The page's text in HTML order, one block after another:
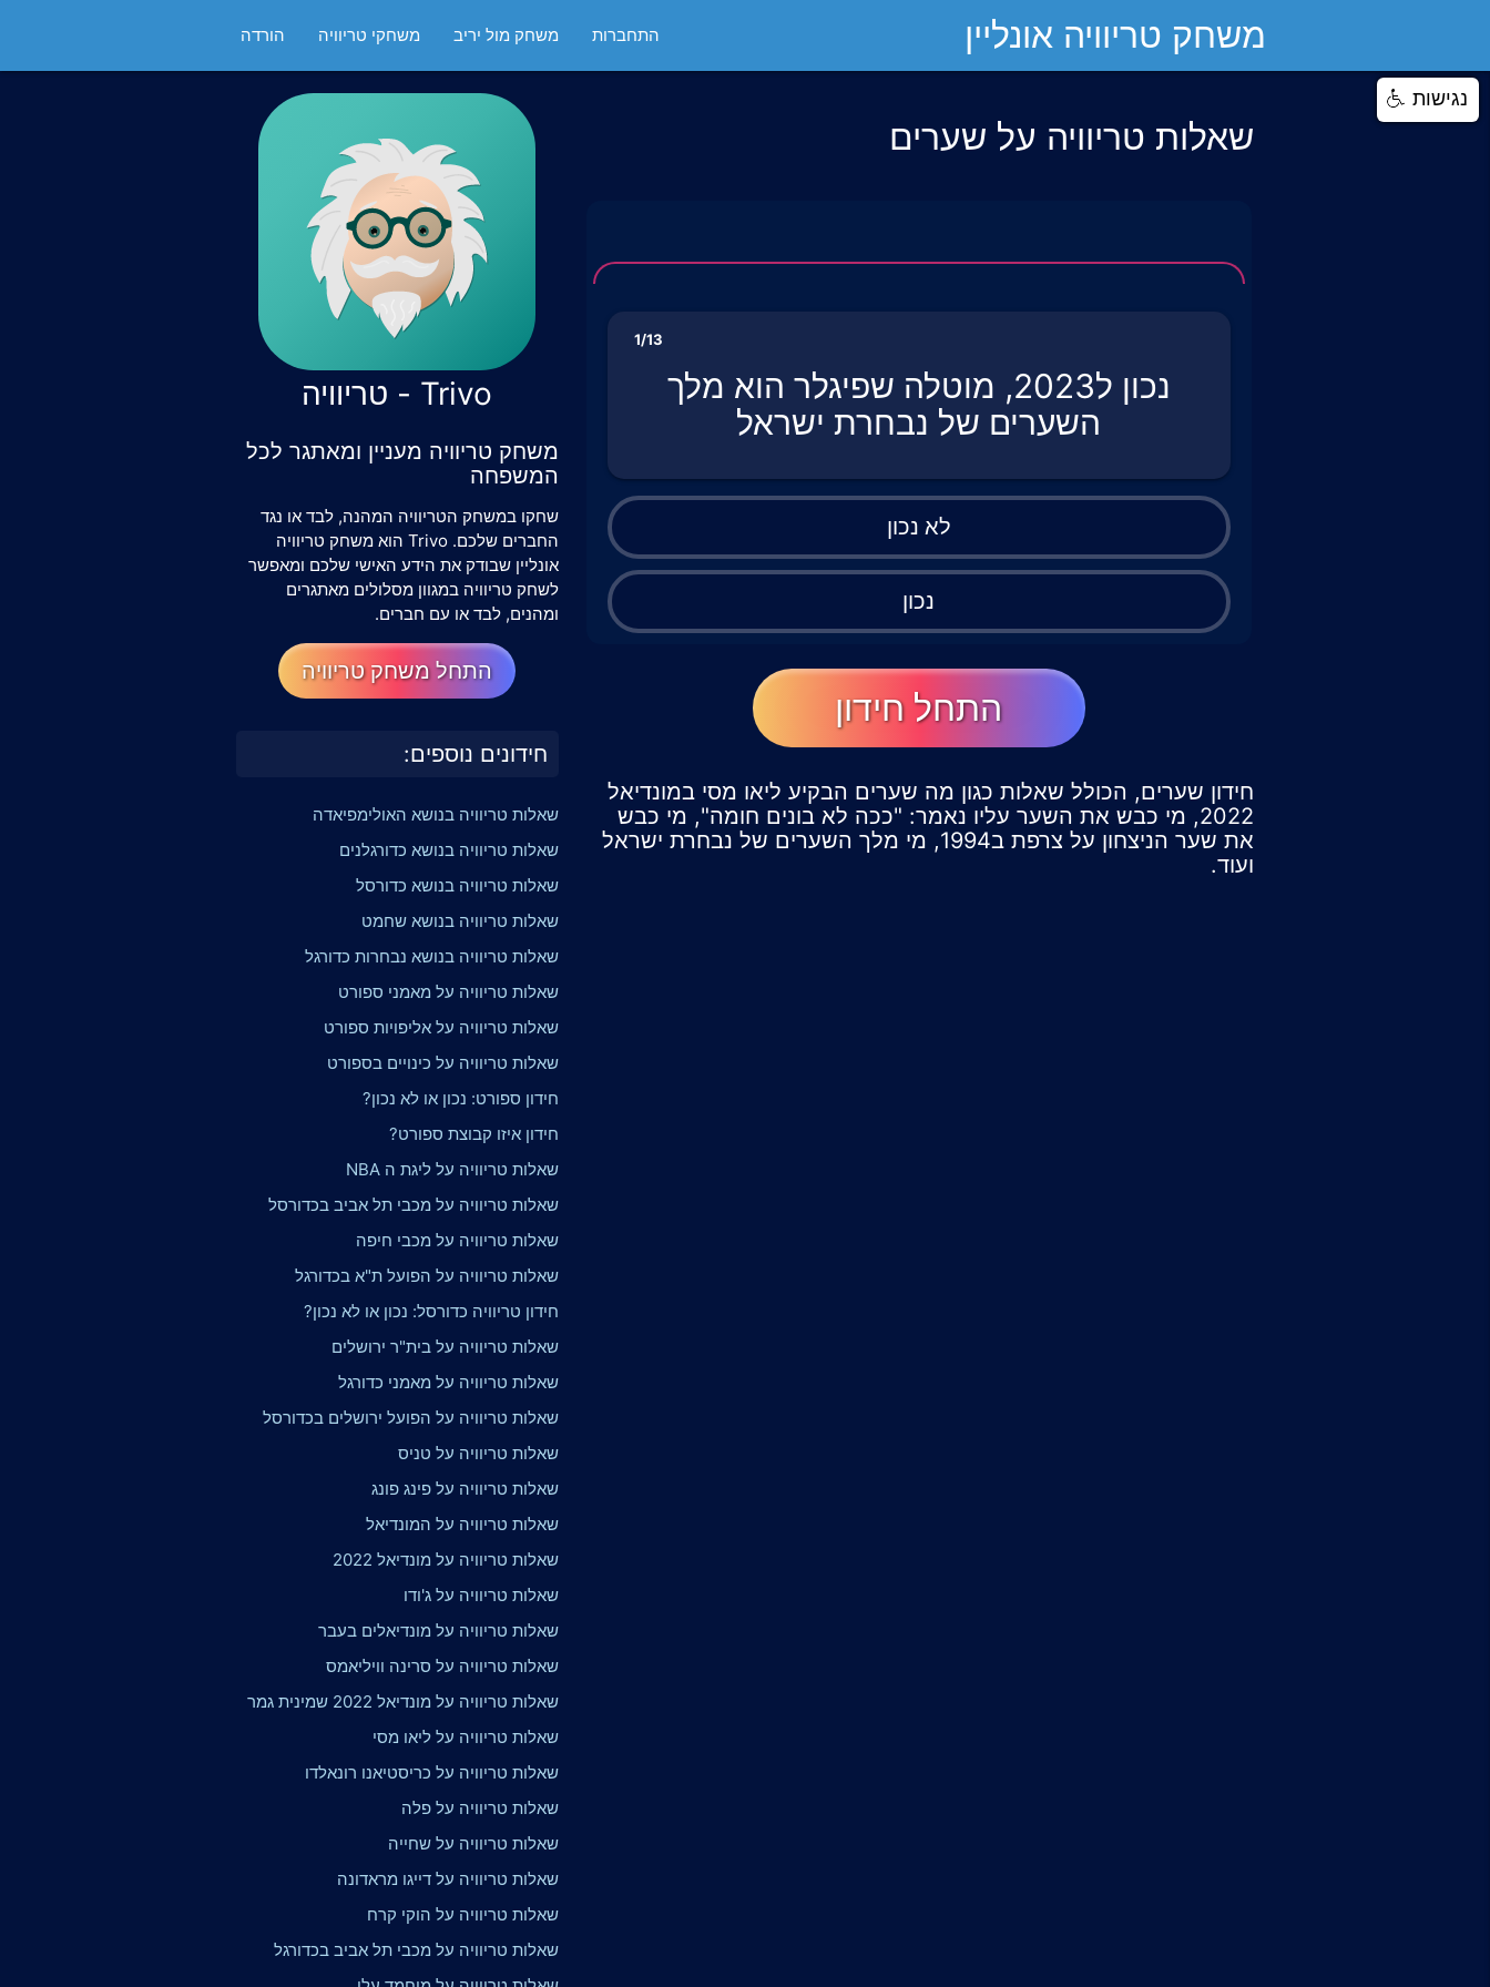
משחק טריוויה אונליין התחברות משחק מול יריב משחקי טריוויה הורדה
שאלות טריוויה על שערים
1/13
נכון ל2023, מוטלה שפיגלר הוא מלך
השערים של נבחרת ישראל
לא נכון
נכון
התחל חידון
חידון שערים, הכולל שאלות כגון מה שערים הבקיע ליאו מסי במונדיאל
2022, מי כבש את השער עליו נאמר: "ככה לא בונים חומה", מי כבש
את שער הניצחון על צרפת ב1994, מי מלך השערים של נבחרת ישראל
ועוד.
Trivo - טריוויה
משחק טריוויה מעניין ומאתגר לכל
המשפחה
שחקו במשחק הטריוויה המהנה, לבד או נגד
החברים שלכם. Trivo הוא משחק טריוויה
אונליין שבודק את הידע האישי שלכם ומאפשר
לשחק טריוויה במגוון מסלולים מאתגרים
ומהנים, לבד או עם חברים.
התחל משחק טריוויה
חידונים נוספים:
שאלות טריוויה בנושא האולימפיאדה
שאלות טריוויה בנושא כדורגלנים
שאלות טריוויה בנושא כדורסל
שאלות טריוויה בנושא שחמט
שאלות טריוויה בנושא נבחרות כדורגל
שאלות טריוויה על מאמני ספורט
שאלות טריוויה על אליפויות ספורט
שאלות טריוויה על כינויים בספורט
חידון ספורט: נכון או לא נכון?
חידון איזו קבוצת ספורט?
שאלות טריוויה על ליגת ה NBA
שאלות טריוויה על מכבי תל אביב בכדורסל
שאלות טריוויה על מכבי חיפה
שאלות טריוויה על הפועל ת"א בכדורגל
חידון טריוויה כדורסל: נכון או לא נכון?
שאלות טריוויה על בית"ר ירושלים
שאלות טריוויה על מאמני כדורגל
שאלות טריוויה על הפועל ירושלים בכדורסל
שאלות טריוויה על טניס
שאלות טריוויה על פינג פונג
שאלות טריוויה על המונדיאל
שאלות טריוויה על מונדיאל 2022
שאלות טריוויה על ג'ודו
שאלות טריוויה על מונדיאלים בעבר
שאלות טריוויה על סרינה וויליאמס
שאלות טריוויה על מונדיאל 2022 שמינית גמר
שאלות טריוויה על ליאו מסי
שאלות טריוויה על כריסטיאנו רונאלדו
שאלות טריוויה על פלה
שאלות טריוויה על שחייה
שאלות טריוויה על דייגו מראדונה
שאלות טריוויה על הוקי קרח
שאלות טריוויה על מכבי תל אביב בכדורגל
נגישות